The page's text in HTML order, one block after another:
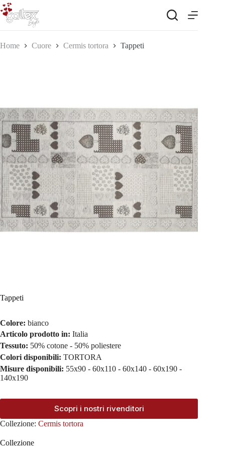
Salta
al
contenuto
Home Cuore Cermis tortora Tappeti
Tappeti
Colore: bianco
Articolo prodotto in: Italia
Tessuto: 50% cotone - 50% poliestere
Colori disponibili: TORTORA
Misure disponibili: 55x90 - 60x110 - 60x140 - 60x190 -
140x190
Scopri i nostri rivenditori
Collezione: Cermis tortora
Collezione